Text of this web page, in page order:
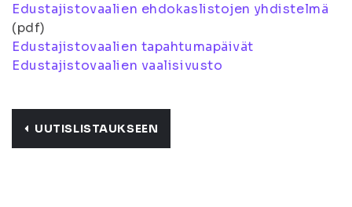
Edustajistovaalien ehdokaslistojen yhdistelmä
(pdf)
Edustajistovaalien tapahtumapäivät
Edustajistovaalien vaalisivusto
UUTISLISTAUKSEEN